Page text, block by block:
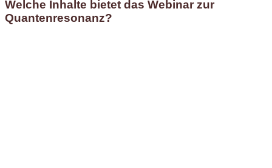
Welche Inhalte bietet das Webinar zur
Quantenresonanz?